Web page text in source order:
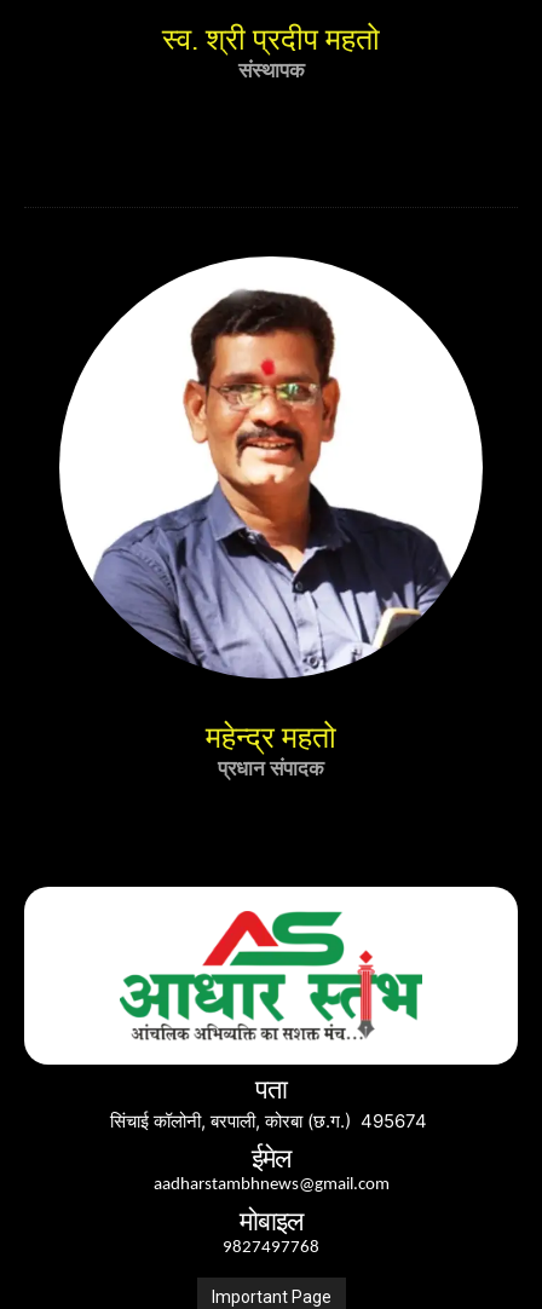
स्व. श्री प्रदीप महतो
संस्थापक
महेन्द्र महतो
प्रधान संपादक
पता
सिंचाई कॉलोनी, बरपाली, कोरबा (छ.ग.) 495674
ईमेल
aadharstambhnews@gmail.com
मोबाइल
9827497768
Important Page